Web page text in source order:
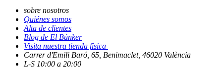
sobre nosotros
Quiénes somos
Alta de clientes
Blog de El Búnker
Visita nuestra tienda física
Carrer d'Emili Baró, 65, Benimaclet, 46020 València
L-S 10:00 a 20:00